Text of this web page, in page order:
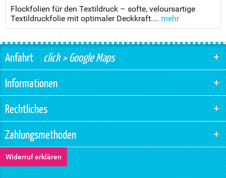
Flockfolien für den Textildruck – softe, veloursartige
Textildruckfolie mit optimaler Deckkraft.... mehr
Anfahrtclick > Google Maps
Informationen
Rechtliches
Zahlungsmethoden
Widerruf erklären